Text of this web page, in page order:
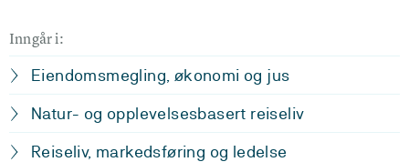
Inngår i:
Eiendomsmegling, økonomi og jus
Natur- og opplevelsesbasert reiseliv
Reiseliv, markedsføring og ledelse